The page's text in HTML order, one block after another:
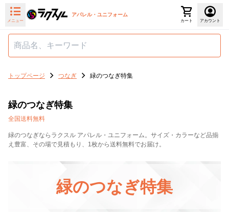
メニュー
アパレル・ユニフォーム
カート アカウント
トップページ つなぎ 緑のつなぎ特集
緑のつなぎ特集
全国送料無料
緑のつなぎならラクスル アパレル・ユニフォーム。サイズ・カラーなど品揃
え豊富、その場で見積もり、1枚から送料無料でお届け。
緑のつなぎ特集